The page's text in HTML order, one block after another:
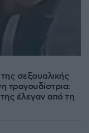
σεξουαλικής
τραγουδίστρια:
έλεγαν από τη